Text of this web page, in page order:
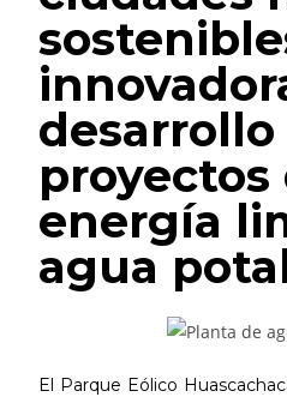
desarrollo
proyectos
energía
agua
El Parque Eólico